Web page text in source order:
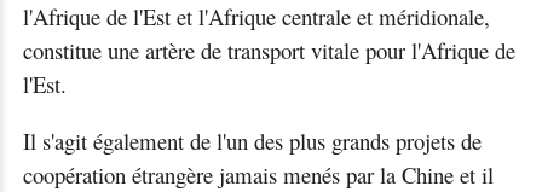
l'Afrique de l'Est et l'Afrique centrale et méridionale,
constitue une artère de transport vitale pour l'Afrique de
l'Est.
Il s'agit également de l'un des plus grands projets de
coopération étrangère jamais menés par la Chine et il